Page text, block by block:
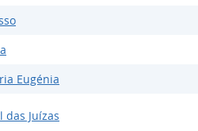
Eugénia
Juízas